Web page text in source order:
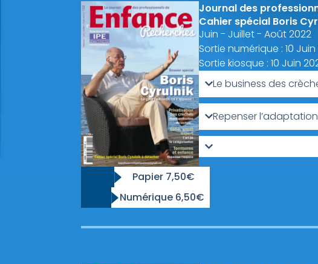
Papier 7,50€
Numérique 6,50€
Journal des
Cahier spécial Boris
Juin - Juillet - Août 2022
Sortie numérique : 10
Sortie kiosque : 10 Juin
Le business des
Repenser